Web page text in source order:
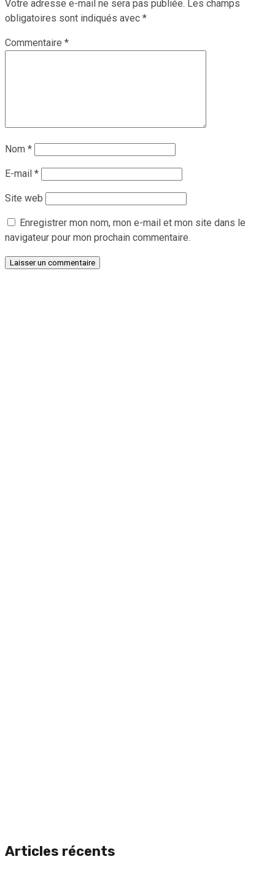
Votre adresse e-mail ne sera pas publiée. Les champs
obligatoires sont indiqués avec *
Commentaire *
Nom *
E-mail *
Site web
Enregistrer mon nom, mon e-mail et mon site dans le
navigateur pour mon prochain commentaire.
Articles récents